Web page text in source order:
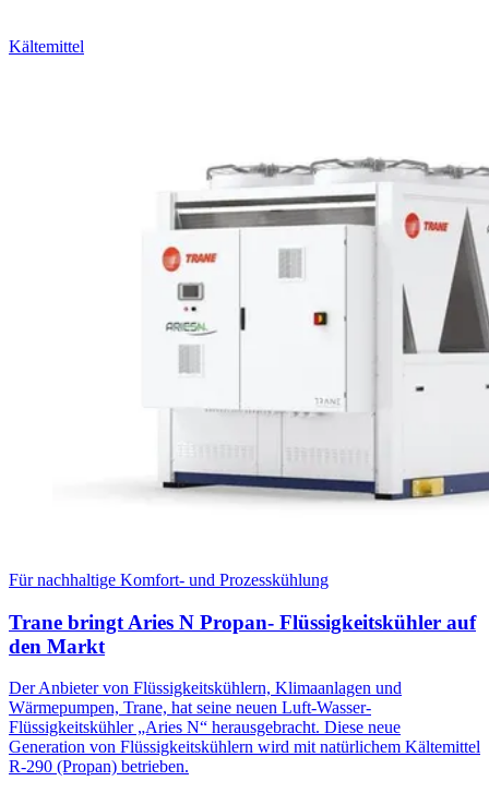
Kältemittel
Für nachhaltige Komfort- und Prozesskühlung
Trane bringt Aries N Propan- Flüssigkeitskühler auf
den Markt
Der Anbieter von Flüssigkeitskühlern, Klimaanlagen und
Wärmepumpen, Trane, hat seine neuen Luft-Wasser-
Flüssigkeitskühler „Aries N“ herausgebracht. Diese neue
Generation von Flüssigkeitskühlern wird mit natürlichem Kältemittel
R-290 (Propan) betrieben.